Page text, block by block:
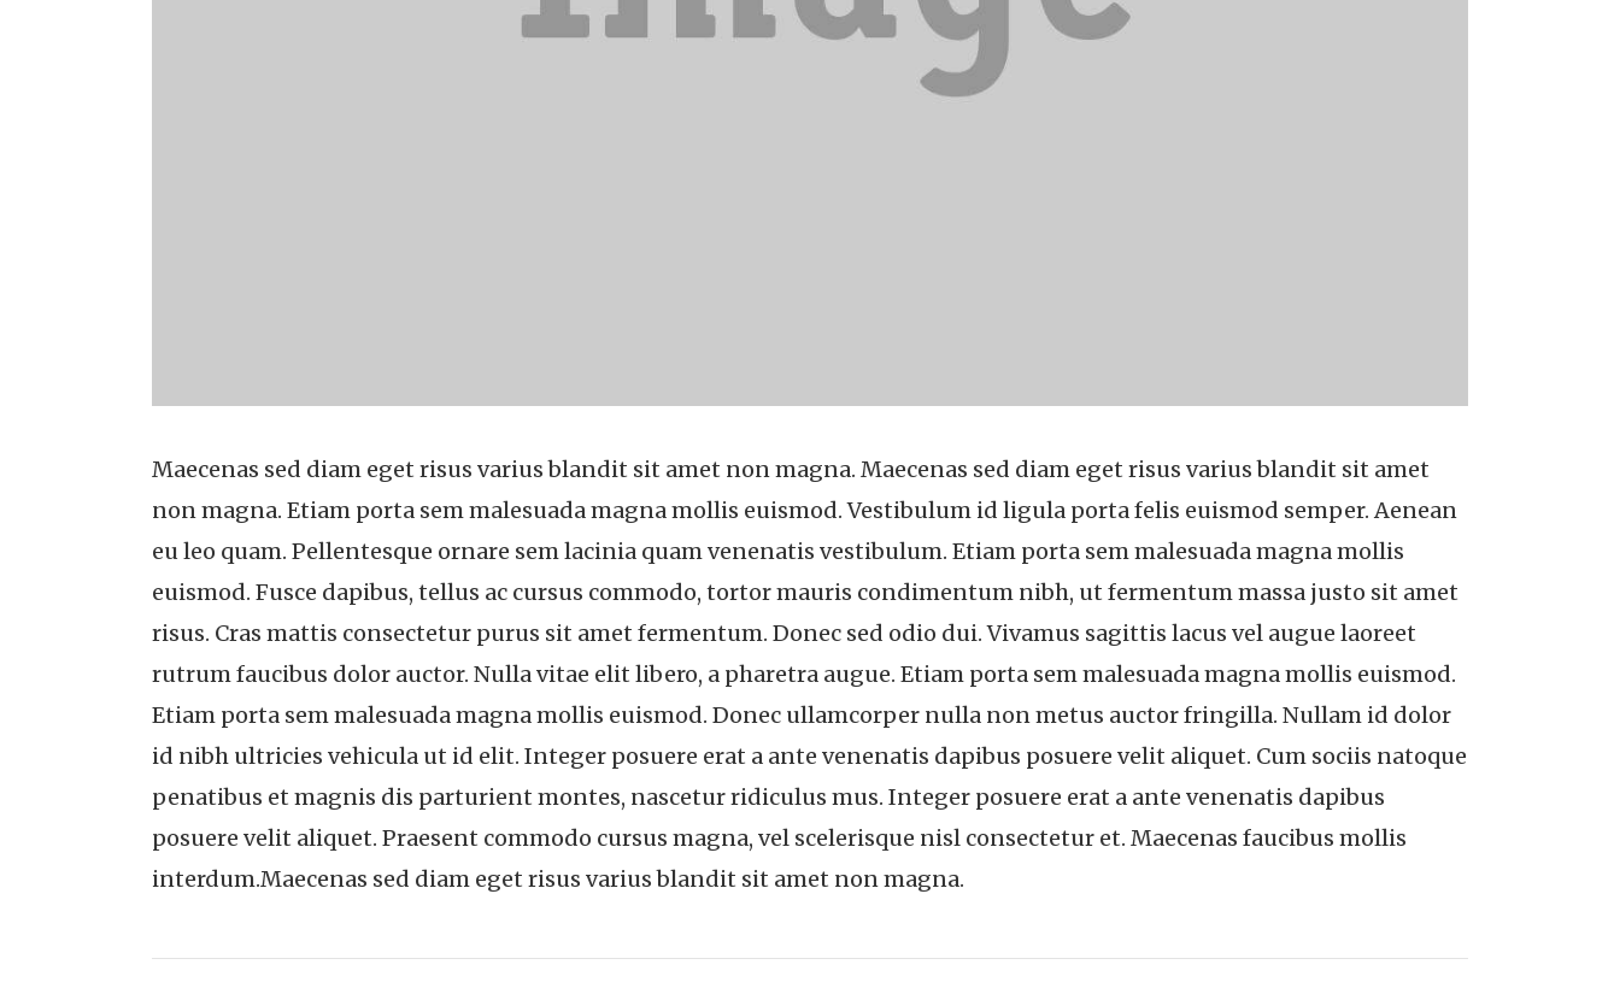
Maecenas sed diam eget risus varius blandit sit amet non magna. Maecenas sed diam eget risus varius blandit sit amet
non magna. Etiam porta sem malesuada magna mollis euismod. Vestibulum id ligula porta felis euismod semper. Aenean
eu leo quam. Pellentesque ornare sem lacinia quam venenatis vestibulum. Etiam porta sem malesuada magna mollis
euismod. Fusce dapibus, tellus ac cursus commodo, tortor mauris condimentum nibh, ut fermentum massa justo sit amet
risus. Cras mattis consectetur purus sit amet fermentum. Donec sed odio dui. Vivamus sagittis lacus vel augue laoreet
rutrum faucibus dolor auctor. Nulla vitae elit libero, a pharetra augue. Etiam porta sem malesuada magna mollis euismod.
Etiam porta sem malesuada magna mollis euismod. Donec ullamcorper nulla non metus auctor fringilla. Nullam id dolor
id nibh ultricies vehicula ut id elit. Integer posuere erat a ante venenatis dapibus posuere velit aliquet. Cum sociis natoque
penatibus et magnis dis parturient montes, nascetur ridiculus mus. Integer posuere erat a ante venenatis dapibus
posuere velit aliquet. Praesent commodo cursus magna, vel scelerisque nisl consectetur et. Maecenas faucibus mollis
interdum.Maecenas sed diam eget risus varius blandit sit amet non magna.